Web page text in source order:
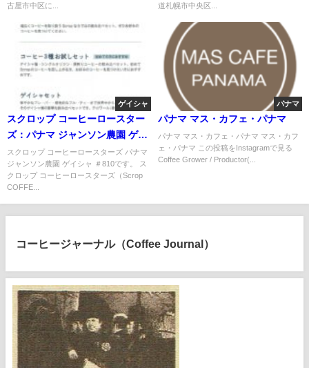
古屋市中区に...
道札幌市中央区...
ゲイシャ
スクロップ コーヒーロースター
ズ：パナマ ジャンソン農園 ゲイ
シャ ＃810
スクロップ コーヒーロースターズ パナマ
ジャンソン農園 ゲイシャ ＃810です。 ス
クロップ コーヒーロースターズ（Scrop
COFFE...
パナマ
パナマ マス・カフェ・パナマ
パナマ マス・カフェ・パナマ マス・カフ
ェ・パナマ この投稿をInstagramで見る
Coffee Grower / Productor(...
コーヒージャーナル（Coffee Journal）